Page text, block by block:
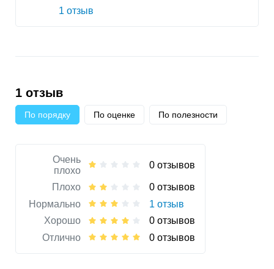
1 отзыв
1 отзыв
По порядку По оценке По полезности
Очень
плохо
0 отзывов
Плохо
0 отзывов
Нормально
1 отзыв
Хорошо
0 отзывов
Отлично
0 отзывов